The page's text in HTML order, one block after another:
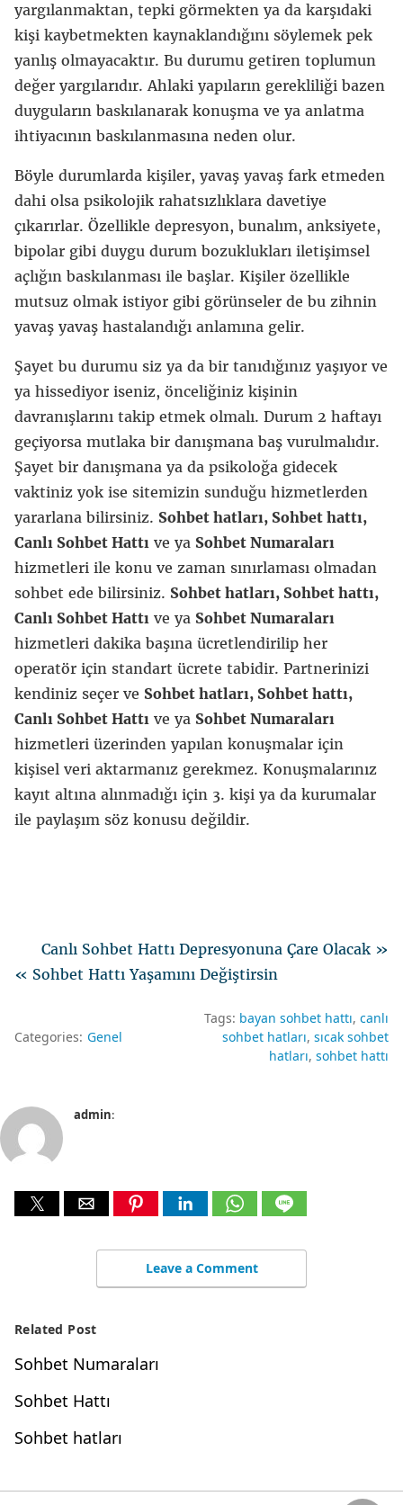
yargılanmaktan, tepki görmekten ya da karşıdaki
kişi kaybetmekten kaynaklandığını söylemek pek
yanlış olmayacaktır. Bu durumu getiren toplumun
değer yargılarıdır. Ahlaki yapıların gerekliliği bazen
duyguların baskılanarak konuşma ve ya anlatma
ihtiyacının baskılanmasına neden olur.
Böyle durumlarda kişiler, yavaş yavaş fark etmeden
dahi olsa psikolojik rahatsızlıklara davetiye
çıkarırlar. Özellikle depresyon, bunalım, anksiyete,
bipolar gibi duygu durum bozuklukları iletişimsel
açlığın baskılanması ile başlar. Kişiler özellikle
mutsuz olmak istiyor gibi görünseler de bu zihnin
yavaş yavaş hastalandığı anlamına gelir.
Şayet bu durumu siz ya da bir tanıdığınız yaşıyor ve
ya hissediyor iseniz, önceliğiniz kişinin
davranışlarını takip etmek olmalı. Durum 2 haftayı
geçiyorsa mutlaka bir danışmana baş vurulmalıdır.
Şayet bir danışmana ya da psikoloğa gidecek
vaktiniz yok ise sitemizin sunduğu hizmetlerden
yararlana bilirsiniz. Sohbet hatları, Sohbet hattı,
Canlı Sohbet Hattı ve ya Sohbet Numaraları
hizmetleri ile konu ve zaman sınırlaması olmadan
sohbet ede bilirsiniz. Sohbet hatları, Sohbet hattı,
Canlı Sohbet Hattı ve ya Sohbet Numaraları
hizmetleri dakika başına ücretlendirilip her
operatör için standart ücrete tabidir. Partnerinizi
kendiniz seçer ve Sohbet hatları, Sohbet hattı,
Canlı Sohbet Hattı ve ya Sohbet Numaraları
hizmetleri üzerinden yapılan konuşmalar için
kişisel veri aktarmanız gerekmez. Konuşmalarınız
kayıt altına alınmadığı için 3. kişi ya da kurumalar
ile paylaşım söz konusu değildir.
Canlı Sohbet Hattı Depresyonuna Çare Olacak »
« Sohbet Hattı Yaşamını Değiştirsin
Categories: Genel
Tags: bayan sohbet hattı canlı
sohbet hatları sıcak sohbet
hatları sohbet hattı
admin:
Leave a Comment
Related Post
Sohbet Numaraları
Sohbet Hattı
Sohbet hatları